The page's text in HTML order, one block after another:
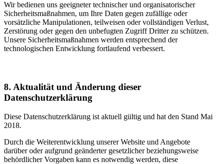
Wir bedienen uns geeigneter technischer und organisatorischer
Sicherheitsmaßnahmen, um Ihre Daten gegen zufällige oder
vorsätzliche Manipulationen, teilweisen oder vollständigen Verlust,
Zerstörung oder gegen den unbefugten Zugriff Dritter zu schützen.
Unsere Sicherheitsmaßnahmen werden entsprechend der
technologischen Entwicklung fortlaufend verbessert.
8. Aktualität und Änderung dieser
Datenschutzerklärung
Diese Datenschutzerklärung ist aktuell gültig und hat den Stand Mai
2018.
Durch die Weiterentwicklung unserer Website und Angebote
darüber oder aufgrund geänderter gesetzlicher beziehungsweise
behördlicher Vorgaben kann es notwendig werden, diese